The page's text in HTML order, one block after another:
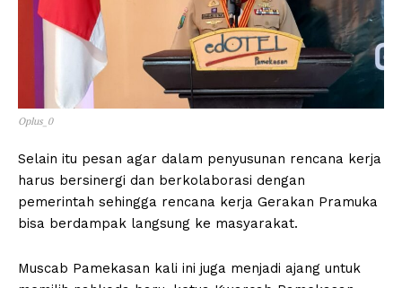
Oplus_0
Selain itu pesan agar dalam penyusunan rencana kerja
harus bersinergi dan berkolaborasi dengan
pemerintah sehingga rencana kerja Gerakan Pramuka
bisa berdampak langsung ke masyarakat.
Muscab Pamekasan kali ini juga menjadi ajang untuk